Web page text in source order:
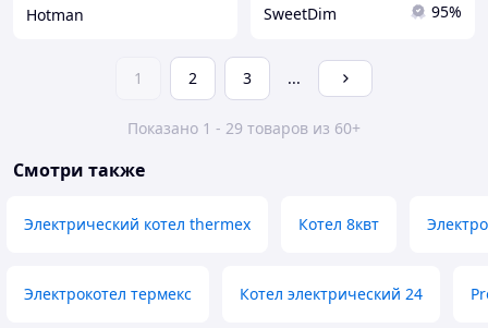
Hotman SweetDim 95%
1 2 3 ...
Показано 1 - 29 товаров из 60+
Смотри также
Электрический котел thermex Котел 8квт
Электрокотел термекс Котел электрический 24